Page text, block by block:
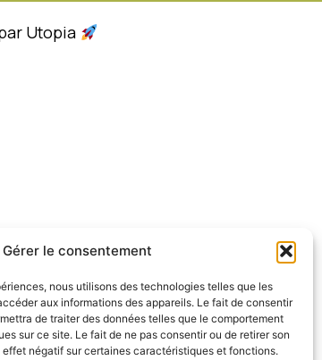
Gérer le consentement
nous utilisons des technologies telles que les
aux informations des appareils. Le fait de consentir
de traiter des données telles que le comportement
sur ce site. Le fait de ne pas consentir ou de retirer son
négatif sur certaines caractéristiques et fonctions.
Utopia